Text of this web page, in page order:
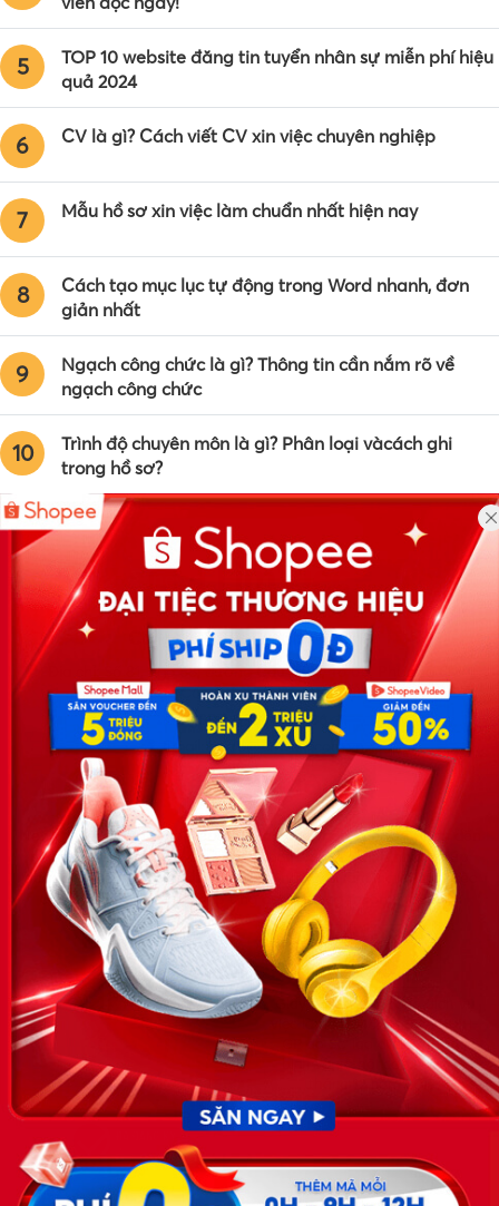
5
TOP 10 website đăng tin tuyển nhân sự miễn phí hiệu
quả 2024
6 CV là gì? Cách viết CV xin việc chuyên nghiệp
7 Mẫu hồ sơ xin việc làm chuẩn nhất hiện nay
8
Cách tạo mục lục tự động trong Word nhanh, đơn
giản nhất
9
Ngạch công chức là gì? Thông tin cần nắm rõ về
ngạch công chức
10
Trình độ chuyên môn là gì? Phân loại vàcách ghi
trong hồ sơ?
Công ty TNHH Eyeplus Online
Địa chỉ: Số 81, ngõ 68, đường Cầu Giấy, Tổ 05, Phường Quan
Hoa, Quận Cầu Giấy, TP Hà Nội, Việt Nam
SĐT: 0981 448 766
Email:
hotro@timviec.com.vn
VỀ CHÚNG TÔI
News.timviec.com.vn là website cung cấp thông tin liên quan đến
nhân sự, nghề nghiệp do Timviec.com.vn vận hành nhằm giúp
doanh nghiệp, nhân sự tuyển dụng, người đi làm, người tìm việc
cập nhật thông tin và đáp ứng được mong muốn của mình.
KẾT NỐI
Giấy phép hoạt động dịch vụ
việc làm số 54/2019/SLĐTBXH-
GP do Sở lao động thương
binh và xã hội cấp ngày 30
tháng 12 năm 2019.